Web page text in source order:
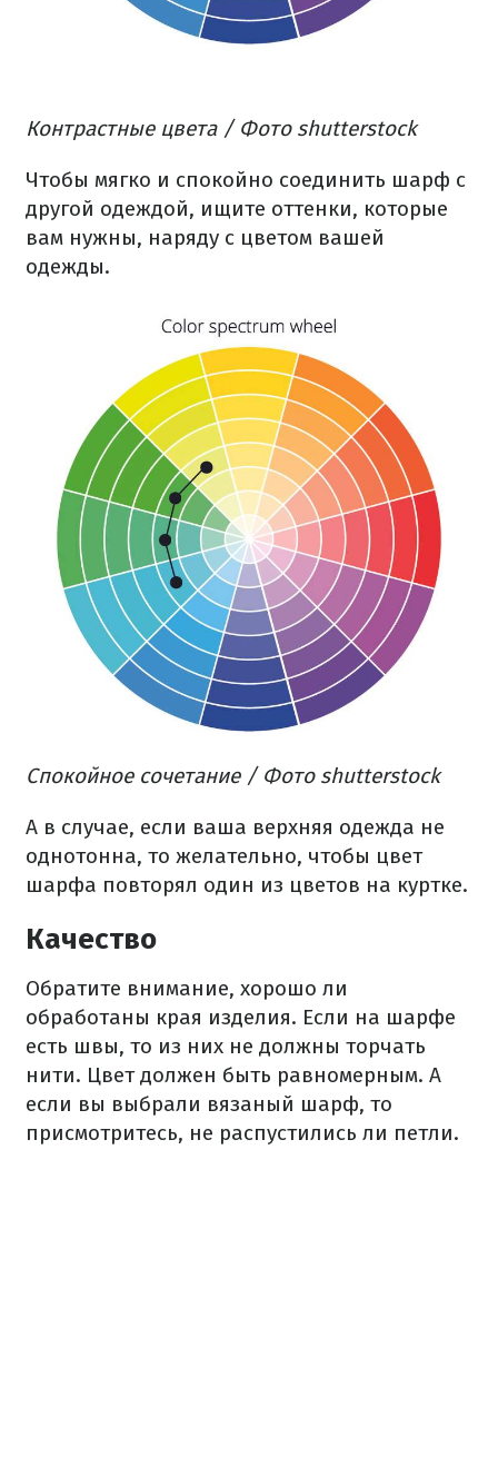
Контрастные цвета / Фото shutterstock
Чтобы мягко и спокойно соединить шарф с
другой одеждой, ищите оттенки, которые
вам нужны, наряду с цветом вашей
одежды.
Спокойное сочетание / Фото shutterstock
А в случае, если ваша верхняя одежда не
однотонна, то желательно, чтобы цвет
шарфа повторял один из цветов на куртке.
Качество
Обратите внимание, хорошо ли
обработаны края изделия. Если на шарфе
есть швы, то из них не должны торчать
нити. Цвет должен быть равномерным. А
если вы выбрали вязаный шарф, то
присмотритесь, не распустились ли петли.